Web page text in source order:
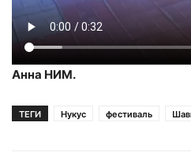
Анна НИМ.
ТЕГИ Нукус фестиваль